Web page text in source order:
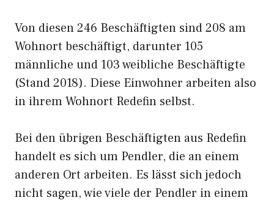
Von diesen 246 Beschäftigten sind 208 am
Wohnort beschäftigt, darunter 105
männliche und 103 weibliche Beschäftigte
(Stand 2018). Diese Einwohner arbeiten also
in ihrem Wohnort Redefin selbst.
Bei den übrigen Beschäftigten aus Redefin
handelt es sich um Pendler, die an einem
anderen Ort arbeiten. Es lässt sich jedoch
nicht sagen, wie viele der Pendler in einem